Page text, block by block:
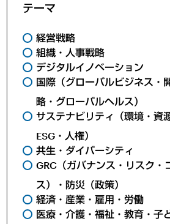
テーマ
経営戦略
組織・人事戦略
デジタルイノベーション
国際（グローバルビジネス・
略・グローバルヘルス）
サステナビリティ（環境・資
ESG・人権）
共生・ダイバーシティ
GRC（ガバナンス・リスク・
ス）・防災（政策）
経済・産業・雇用・労働
医療・介護・福祉・教育・子